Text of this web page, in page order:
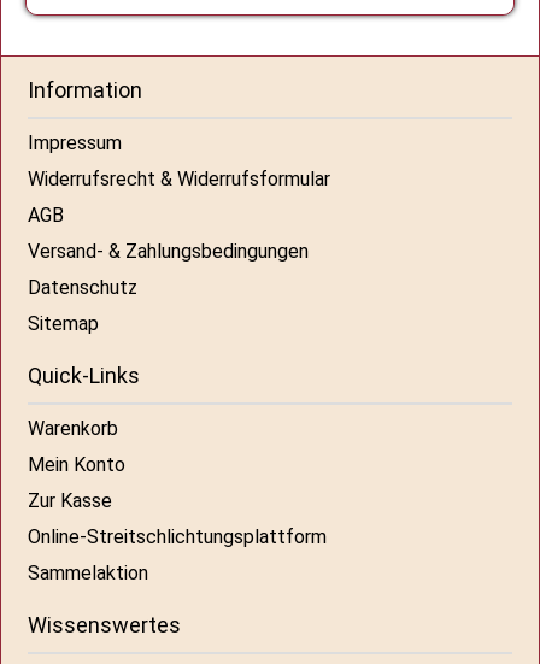
Information
Impressum
Widerrufsrecht & Widerrufsformular
AGB
Versand- & Zahlungsbedingungen
Datenschutz
Sitemap
Quick-Links
Warenkorb
Mein Konto
Zur Kasse
Online-Streitschlichtungsplattform
Sammelaktion
Wissenswertes